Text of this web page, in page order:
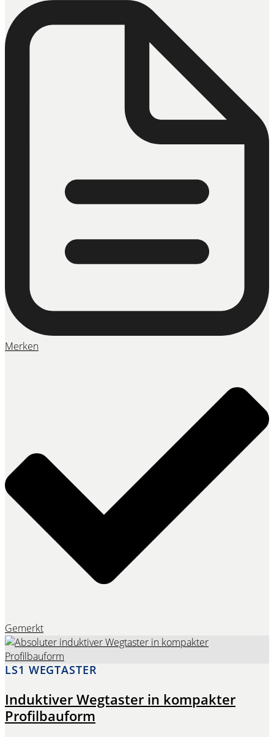
Merken
Gemerkt
LS1 WEGTASTER
Induktiver Wegtaster in kompakter
Profilbauform